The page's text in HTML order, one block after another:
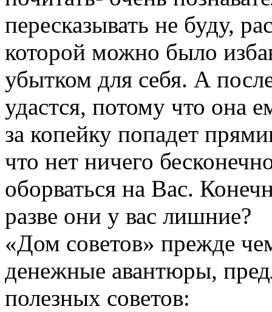
пересказывать не буду,
которой можно было
убытком для себя. А
удастся, потому что она
за копейку попадет
что нет ничего
оборваться на Вас.
разве они у вас лишние?
«Дом советов» прежде
денежные авантюры,
полезных советов: